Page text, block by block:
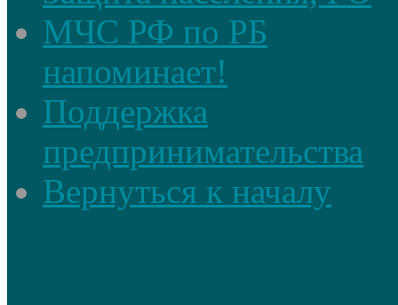
МЧС РФ по РБ
напоминает!
Поддержка
предпринимательства
Вернуться к началу